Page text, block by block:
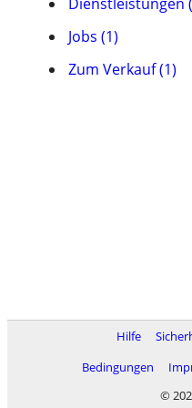
Jobs (1)
Zum Verkauf (1)
Hilfe
Bedingungen
©